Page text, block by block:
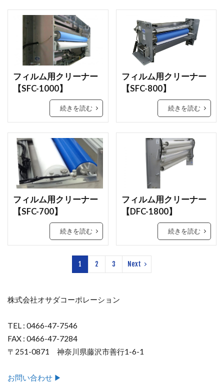
フィルム用クリーナー
【SFC-1000】
続きを読む
フィルム用クリーナー
【SFC-800】
続きを読む
フィルム用クリーナー
【SFC-700】
続きを読む
フィルム用クリーナー
【DFC-1800】
続きを読む
1 2 3 Next
株式会社オサダコーポレーション
TEL : 0466-47-7546
FAX : 0466-47-7284
〒251-0871 神奈川県藤沢市善行1-6-1
お問い合わせ ▶︎